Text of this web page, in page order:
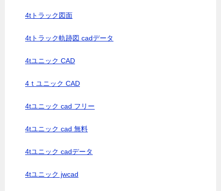
4tトラック図面
4tトラック軌跡図 cadデータ
4tユニック CAD
4ｔユニック CAD
4tユニック cad フリー
4tユニック cad 無料
4tユニック cadデータ
4tユニック jwcad